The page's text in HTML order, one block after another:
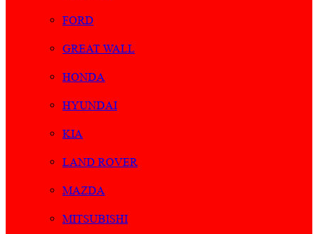
FORD
GREAT WALL
HONDA
HYUNDAI
KIA
LAND ROVER
MAZDA
MITSUBISHI